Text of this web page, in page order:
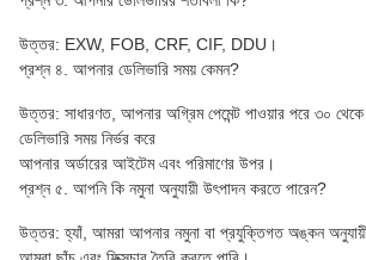
উত্তর: EXW, FOB, CRF, CIF, DDU।
প্রশ্ন ৪. আপনার ডেলিভারি সময় কেমন?
উত্তর: সাধারণত, আপনার অগ্রিম পেমেন্ট পাওয়ার পরে ৩০ থেকে
ডেলিভারি সময় নির্ভর করে
আপনার অর্ডারের আইটেম এবং পরিমাণের উপর।
প্রশ্ন ৫. আপনি কি নমুনা অনুযায়ী উৎপাদন করতে পারেন?
উত্তর: হ্যাঁ, আমরা আপনার নমুনা বা প্রযুক্তিগত অঙ্কন